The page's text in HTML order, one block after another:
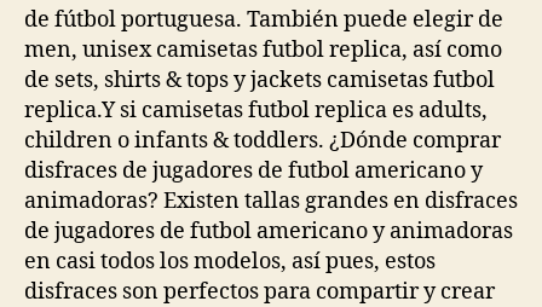
de fútbol portuguesa. También puede elegir de
men, unisex camisetas futbol replica, así como
de sets, shirts & tops y jackets camisetas futbol
replica.Y si camisetas futbol replica es adults,
children o infants & toddlers. ¿Dónde comprar
disfraces de jugadores de futbol americano y
animadoras? Existen tallas grandes en disfraces
de jugadores de futbol americano y animadoras
en casi todos los modelos, así pues, estos
disfraces son perfectos para compartir y crear